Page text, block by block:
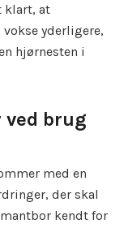
klart, at
yderligere,
hjørnesten i
ved brug
med en
der skal
kendt for